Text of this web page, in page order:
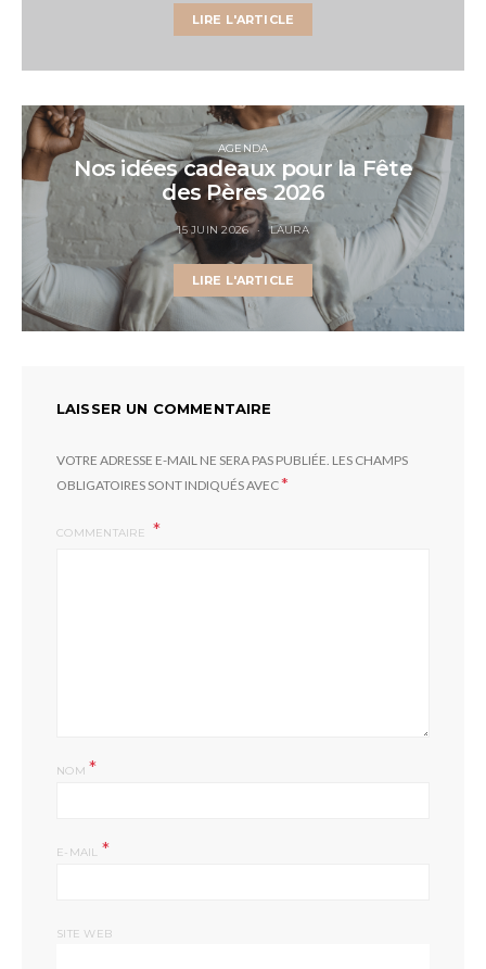
LIRE L'ARTICLE
AGENDA
Nos idées cadeaux pour la Fête
des Pères 2026
15 JUIN 2026 LAURA
LIRE L'ARTICLE
LAISSER UN COMMENTAIRE
VOTRE ADRESSE E-MAIL NE SERA PAS PUBLIÉE. LES CHAMPS
OBLIGATOIRES SONT INDIQUÉS AVEC*
COMMENTAIRE
NOM *
E-MAIL *
SITE WEB